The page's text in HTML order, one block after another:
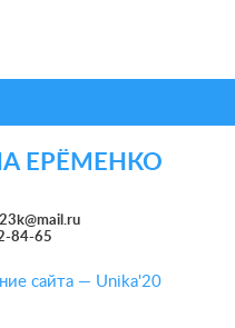
ЕРЁМЕНКО
84-65